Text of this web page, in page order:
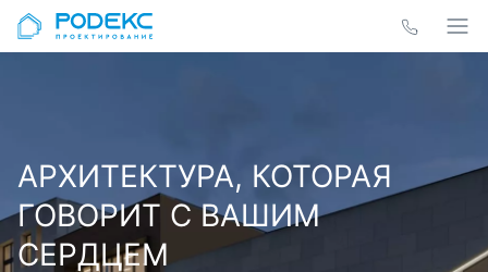
АРХИТЕКТУРА, КОТОРАЯ
ГОВОРИТ С ВАШИМ
СЕРДЦЕМ